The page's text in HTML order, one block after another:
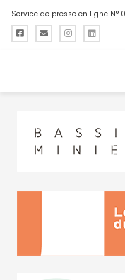
Service de presse en ligne N°